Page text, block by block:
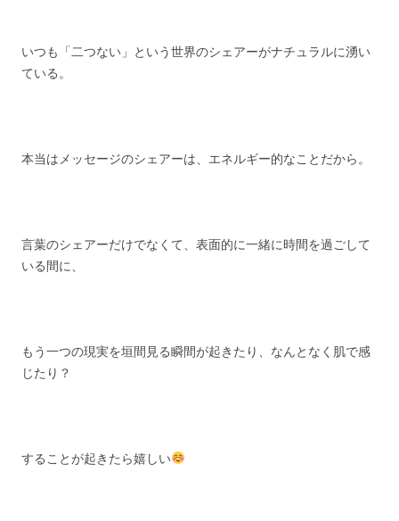
いつも「二つない」という世界のシェアーがナチュラルに湧い
ている。
本当はメッセージのシェアーは、エネルギー的なことだから。
言葉のシェアーだけでなくて、表面的に一緒に時間を過ごして
いる間に、
もう一つの現実を垣間見る瞬間が起きたり、なんとなく肌で感
じたり？
することが起きたら嬉しい